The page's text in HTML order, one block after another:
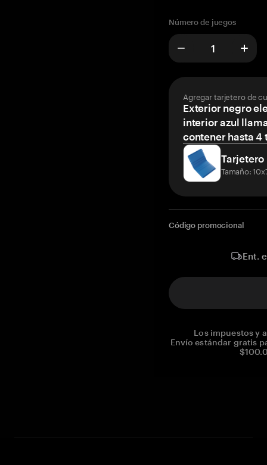
Número de juegos
Agregar tarjetero de
Exterior negro
interior azul
contener hasta 4
Tarjetero
Tamaño:
Código promocional
Ent.
Los impuestos y
Envío estándar gratis